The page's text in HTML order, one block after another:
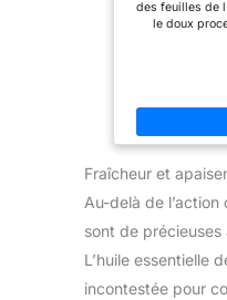
PUISSANT PAR
SIMPLE PAR
avec 40 ans
gamme d'huiles
végétales et de
des feuilles de
le doux
apaisant.
apaiser les
parfait
imperfections.
brillante
les ongles
plus sains,
qualité: nous
à nous
Fraîcheur et
Au-delà de
sont de précieuses
L’huile essentielle
incontestée pour